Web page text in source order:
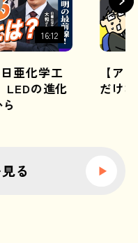
16:12
亜化学工
LEDの進化
【ア
だけ
る